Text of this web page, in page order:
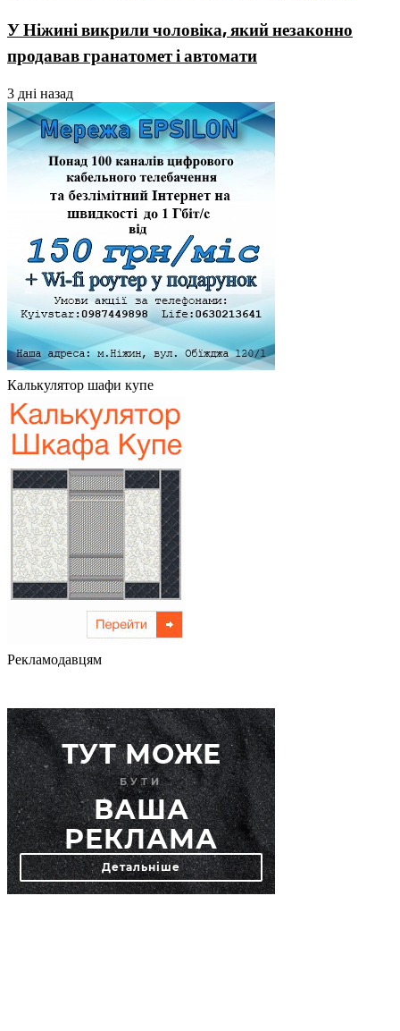
У Ніжині викрили чоловіка, який незаконно
продавав гранатомет і автомати
3 дні назад
Калькулятор шафи купе
Рекламодавцям